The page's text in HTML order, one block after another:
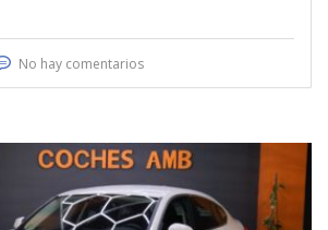
No hay comentarios